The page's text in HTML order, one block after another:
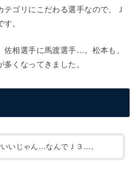
テゴリにこだわる選手なので、Ｊ
。
佐相選手に馬渡選手…。松本も、
くなってきました。
いいじゃん…なんでＪ３…。